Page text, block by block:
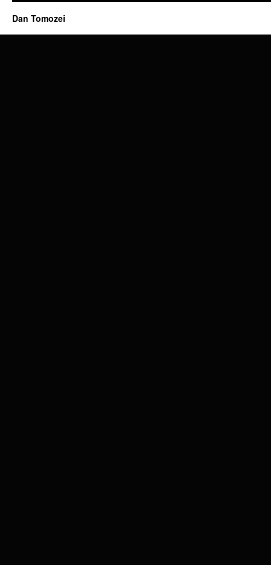
Dan Tomozei